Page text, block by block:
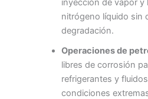
nitrógeno líquido sin
degradación.
Operaciones de
libres de corrosión
refrigerantes y
condiciones